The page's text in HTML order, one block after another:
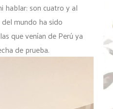
hablar: son cuatro y al
mundo ha sido
que venían de Perú ya
de prueba.